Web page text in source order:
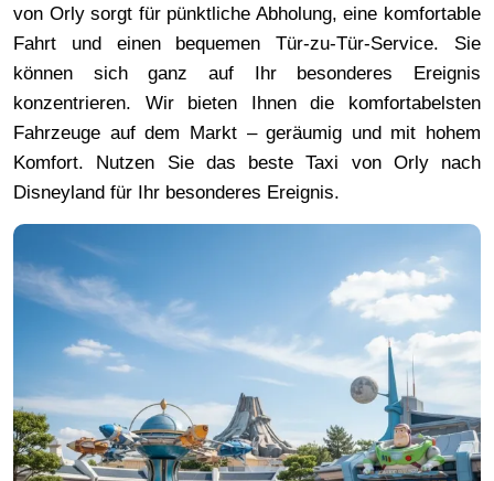
von Orly sorgt für pünktliche Abholung, eine komfortable
Fahrt und einen bequemen Tür-zu-Tür-Service. Sie
können sich ganz auf Ihr besonderes Ereignis
konzentrieren. Wir bieten Ihnen die komfortabelsten
Fahrzeuge auf dem Markt – geräumig und mit hohem
Komfort. Nutzen Sie das beste Taxi von Orly nach
Disneyland für Ihr besonderes Ereignis.